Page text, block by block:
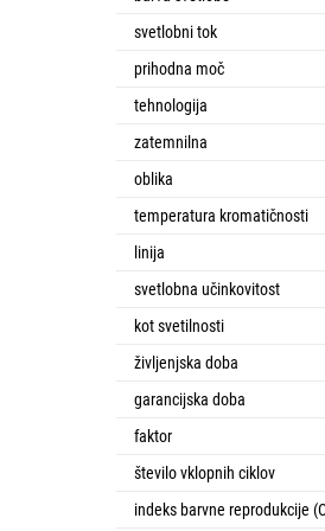
svetlobni tok
prihodna moč
tehnologija
zatemnilna
oblika
temperatura kromatičnosti
linija
svetlobna učinkovitost
kot svetilnosti
življenjska doba
garancijska doba
faktor
število vklopnih ciklov
indeks barvne reprodukcije